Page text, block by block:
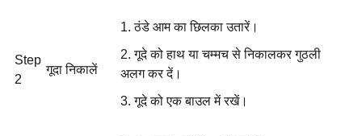
Step
2
गूदा निकालें
ठंडे आम का छिलका उतारें।
गूदे को हाथ या चम्मच से निकालकर गुठली
अलग कर दें।
गूदे को एक बाउल में रखें।